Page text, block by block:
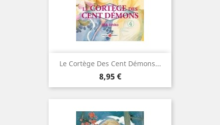
Le Cortège Des Cent Démons...
Prix
8,95 €